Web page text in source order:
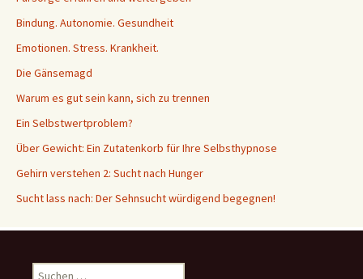
Bindung. Autonomie. Gesundheit
Emotionen. Stress. Krankheit.
Die Gänsemagd
Warum es gut sein kann, sich zu trennen
Ein Selbstwertproblem?
Über Gewicht: Ein Zutatenkorb für Ihre Selbsthypnose
Gehirn verstehen 2: Sucht nach Hunger
Sucht lass nach: Der Sehnsucht würdigend begegnen!
Suche